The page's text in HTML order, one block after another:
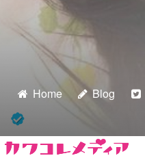
Home Blog